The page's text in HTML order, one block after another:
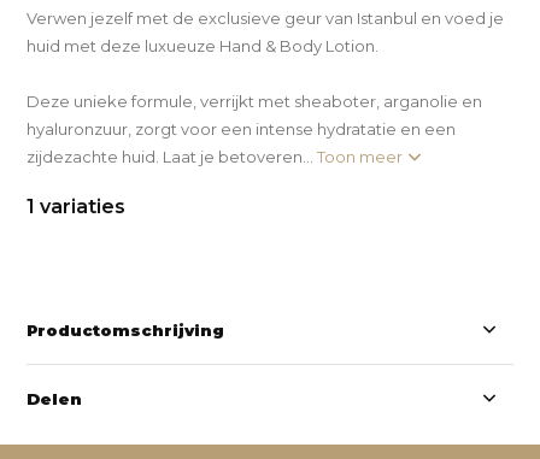
Verwen jezelf met de exclusieve geur van Istanbul en voed je
huid met deze luxueuze Hand & Body Lotion.
Deze unieke formule, verrijkt met sheaboter, arganolie en
hyaluronzuur, zorgt voor een intense hydratatie en een
zijdezachte huid. Laat je betoveren...Toon meer
1 variaties
Productomschrijving
Delen